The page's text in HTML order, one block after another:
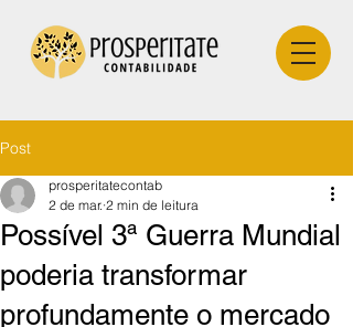
Post
Possível 3ª Guerra Mundial
poderia transformar
profundamente o mercado
prosperitatecontab
2 de mar. 2 min de leitura